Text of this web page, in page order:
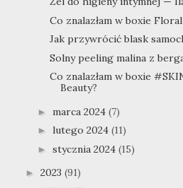
Co znalazłam w boxie
Jak przywrócić blask
Solny peeling malina z
Co znalazłam w boxie
Beauty?
► marca 2024 (7)
► lutego 2024 (11)
► stycznia 2024 (15)
► 2023 (91)